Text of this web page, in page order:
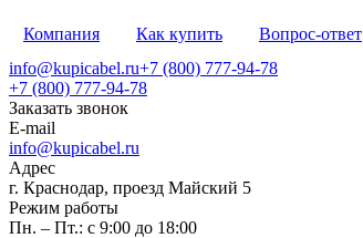
Компания Как купить Вопрос-ответ
info@kupicabel.ru+7 (800) 777-94-78
+7 (800) 777-94-78
Заказать звонок
E-mail
info@kupicabel.ru
Адрес
г. Краснодар, проезд Майский 5
Режим работы
Пн. – Пт.: с 9:00 до 18:00